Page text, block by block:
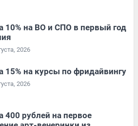
10% на ВО и СПО в первый год
2026
15% на курсы по фридайвингу
2026
400 рублей на первое